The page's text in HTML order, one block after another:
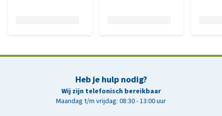
Heb je hulp nodig?
Wij zijn telefonisch bereikbaar
Maandag t/m vrijdag: 08:30 - 13:00 uur